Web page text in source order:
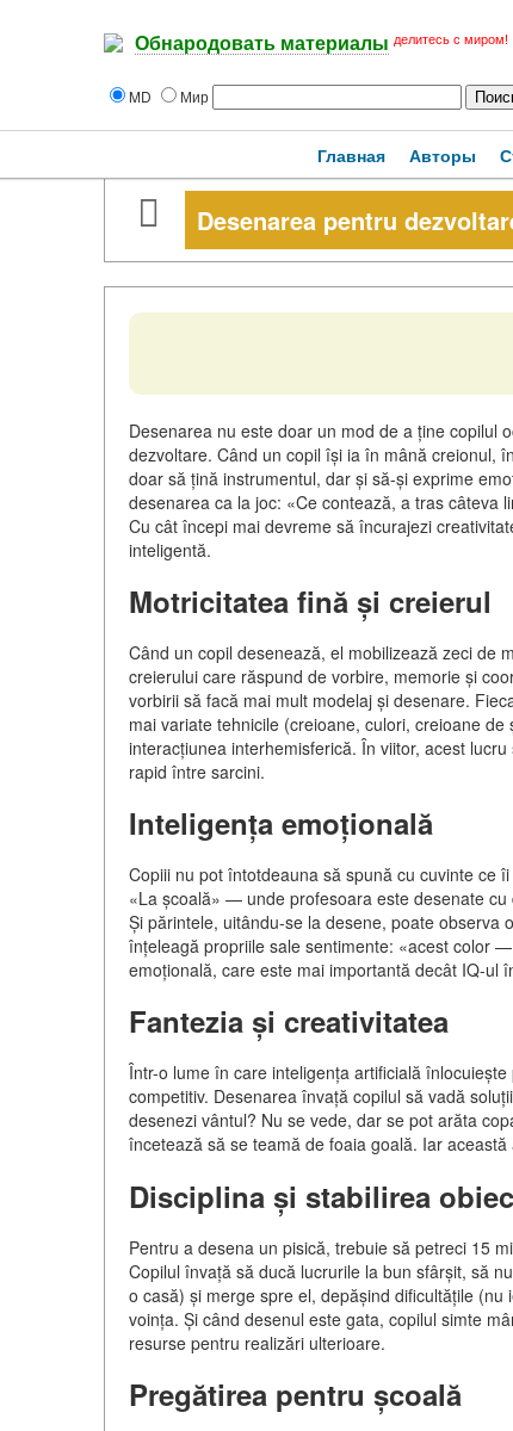
Обнародовать материалы делитесь с миром!
MD Мир
Главная Авторы
Desenarea pentru
Desenarea nu este doar un mod de a ține copilul
dezvoltare. Când un copil își ia în mână creionul,
doar să țină instrumentul, dar și să-și exprime
desenarea ca la joc: «Ce contează, a tras câteva
Cu cât începi mai devreme să încurajezi
inteligentă.
Motricitatea fină și creierul
Când un copil desenează, el mobilizează zeci de
creierului care răspund de vorbire, memorie și
vorbirii să facă mai mult modelaj și desenare.
mai variate tehnicile (creioane, culori, creioane
interacțiunea interhemisferică. În viitor, acest
rapid între sarcini.
Inteligența emoțională
Copiii nu pot întotdeauna să spună cu cuvinte ce
«La școală» — unde profesoara este desenate
Și părintele, uitându-se la desene, poate
înțeleagă propriile sale sentimente: «acest color
emoțională, care este mai importantă decât IQ-ul
Fantezia și creativitatea
Într-o lume în care inteligența artificială
competitiv. Desenarea învață copilul să vadă
desenezi vântul? Nu se vede, dar se pot arăta
încetează să se teamă de foaia goală. Iar
Disciplina și stabilirea
Pentru a desena un pisică, trebuie să petreci 15
Copilul învață să ducă lucrurile la bun sfârșit, să
o casă) și merge spre el, depășind dificultățile
voința. Și când desenul este gata, copilul simte
resurse pentru realizări ulterioare.
Pregătirea pentru școală